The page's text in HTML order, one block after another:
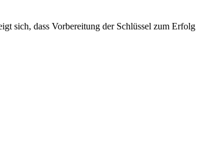
sich, dass Vorbereitung der Schlüssel zum Erfolg